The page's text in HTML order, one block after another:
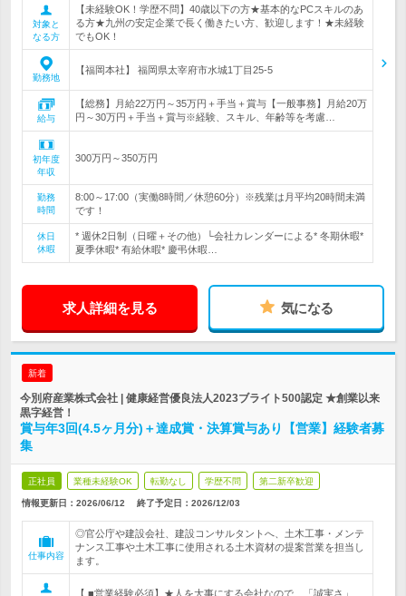
対象と
なる方
【未経験OK！学歴不問】40歳以下の方★基本的なPCスキルのあ
る方★九州の安定企業で長く働きたい方、歓迎します！★未経験
でもOK！
勤務地
【福岡本社】 福岡県太宰府市水城1丁目25-5
給与
【総務】月給22万円～35万円＋手当＋賞与【一般事務】月給20万
円～30万円＋手当＋賞与※経験、スキル、年齢等を考慮…
初年度
年収
300万円～350万円
勤務
時間
8:00～17:00（実働8時間／休憩60分）※残業は月平均20時間未満
です！
休日
休暇
* 週休2日制（日曜＋その他）└会社カレンダーによる* 冬期休暇*
夏季休暇* 有給休暇* 慶弔休暇…
求人詳細を見る 気になる
新着
今別府産業株式会社 | 健康経営優良法人2023ブライト500認定 ★創業以来
黒字経営！
賞与年3回(4.5ヶ月分)＋達成賞・決算賞与あり【営業】経験者募
集
正社員 業種未経験OK 転勤なし 学歴不問 第二新卒歓迎
情報更新日：2026/06/12 終了予定日： 2026/12/03
仕事内容
◎官公庁や建設会社、建設コンサルタントへ、土木工事・メンテ
ナンス工事や土木工事に使用される土木資材の提案営業を担当し
ます。
【 ■営業経験必須】★人を大事にする会社なので、「誠実さ」